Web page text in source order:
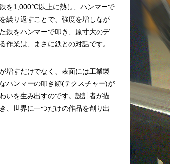
を1,000°C以上に熱し、ハンマーで
繰り返すことで、強度を増しなが
鉄をハンマーで叩き、原寸大のデ
作業は、まさに鉄との対話です。
増すだけでなく、表面には工業製
ハンマーの叩き跡(テクスチャー)が
いを生み出すのです。設計者が描
、世界に一つだけの作品を創り出